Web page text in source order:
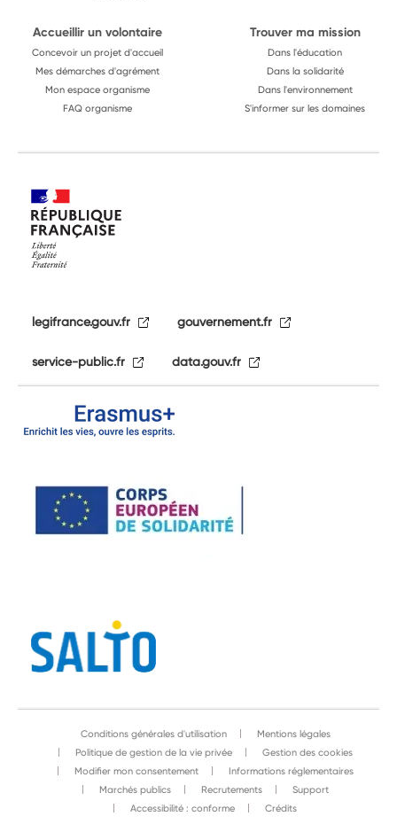
Accueillir un volontaire
Concevoir un projet d'accueil
Mes démarches d'agrément
Mon espace organisme
FAQ organisme
Trouver ma mission
Dans l'éducation
Dans la solidarité
Dans l'environnement
S'informer sur les domaines
legifrance.gouv.fr gouvernement.fr
service-public.fr data.gouv.fr
Conditions générales d'utilisation
Mentions légales
Politique de gestion de la vie privée
Gestion des cookies
Modifier mon consentement
Informations réglementaires
Marchés publics
Recrutements
Support
Accessibilité : conforme
Crédits